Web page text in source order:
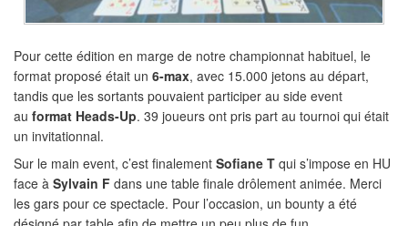
Pour cette édition en marge de notre championnat habituel, le
format proposé était un 6-max, avec 15.000 jetons au départ,
tandis que les sortants pouvaient participer au side event
au format Heads-Up. 39 joueurs ont pris part au tournoi qui était
un invitationnal.
Sur le main event, c’est finalement Sofiane T qui s’impose en HU
face à Sylvain F dans une table finale drôlement animée. Merci
les gars pour ce spectacle. Pour l’occasion, un bounty a été